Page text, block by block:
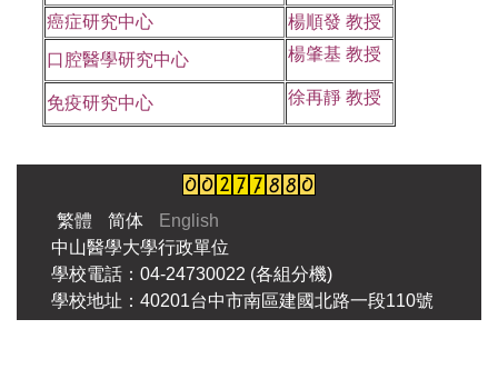
癌症研究中心
楊順發 教授
口腔醫學研究中心
楊肇基 教授
免疫研究中心 徐再靜 教授
繁體 简体
English
中山醫學大學行政單位
學校電話：04-24730022 (各組分機)
學校地址：40201台中市南區建國北路一段110號